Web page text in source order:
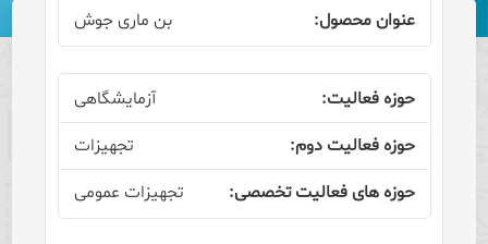
بن ماری جوش
آزمایشگاهی
تجهیزات
تجهیزات عمومی